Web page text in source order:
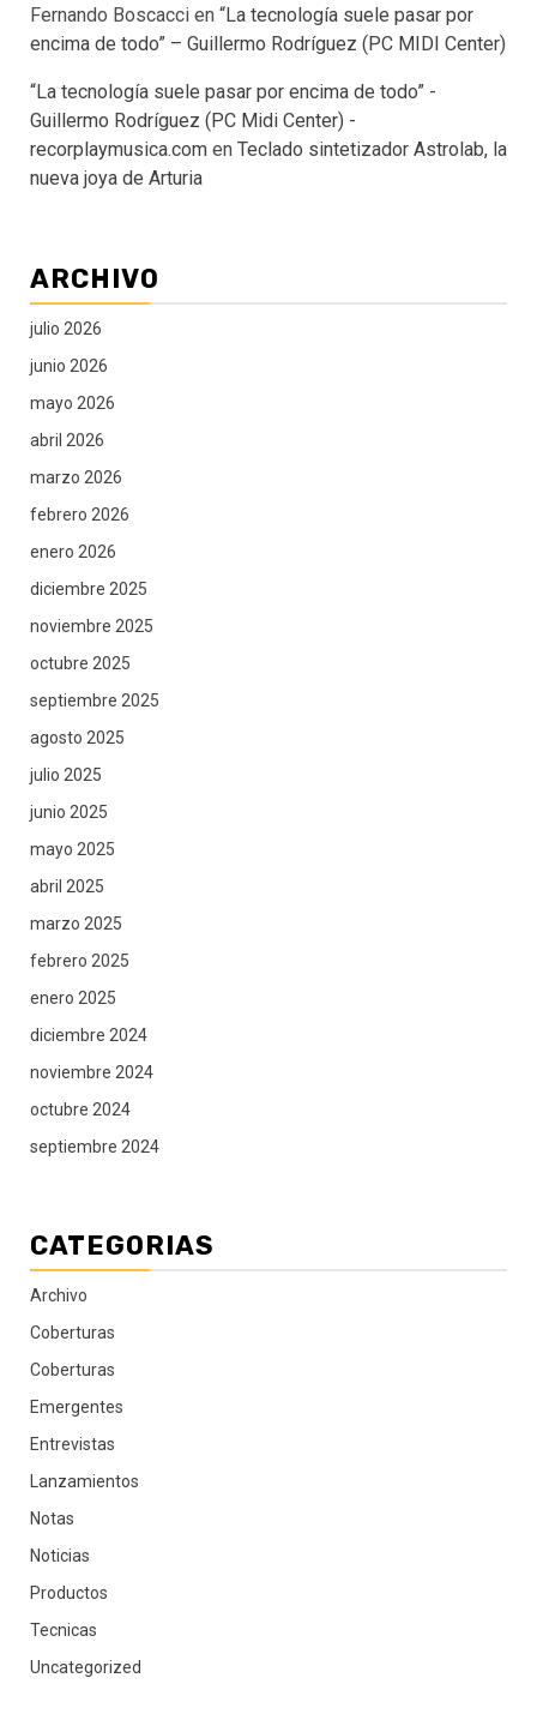
Fernando Boscacci en “La tecnología suele pasar por
encima de todo” – Guillermo Rodríguez (PC MIDI Center)
“La tecnología suele pasar por encima de todo” -
Guillermo Rodríguez (PC Midi Center) -
recorplaymusica.com en Teclado sintetizador Astrolab, la
nueva joya de Arturia
ARCHIVO
julio 2026
junio 2026
mayo 2026
abril 2026
marzo 2026
febrero 2026
enero 2026
diciembre 2025
noviembre 2025
octubre 2025
septiembre 2025
agosto 2025
julio 2025
junio 2025
mayo 2025
abril 2025
marzo 2025
febrero 2025
enero 2025
diciembre 2024
noviembre 2024
octubre 2024
septiembre 2024
CATEGORIAS
Archivo
Coberturas
Coberturas
Emergentes
Entrevistas
Lanzamientos
Notas
Noticias
Productos
Tecnicas
Uncategorized